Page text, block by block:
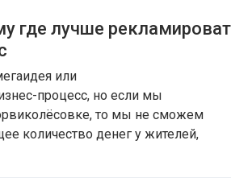
где лучше
или
процесс, но если мы
то мы не сможем
количество денег у жителей,